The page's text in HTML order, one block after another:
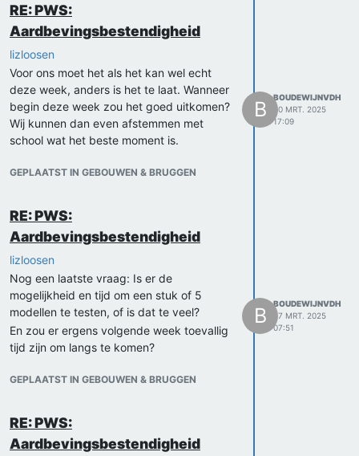
RE: PWS:
Aardbevingsbestendigheid
lizloosen
Voor ons moet het als het kan wel echt
deze week, anders is het te laat. Wanneer
begin deze week zou het goed uitkomen?
Wij kunnen dan even afstemmen met
school wat het beste moment is.
GEPLAATST IN GEBOUWEN & BRUGGEN
B
BOUDEWIJNVDH
30 MRT. 2025
17:09
RE: PWS:
Aardbevingsbestendigheid
lizloosen
Nog een laatste vraag: Is er de
mogelijkheid en tijd om een stuk of 5
modellen te testen, of is dat te veel?
En zou er ergens volgende week toevallig
tijd zijn om langs te komen?
GEPLAATST IN GEBOUWEN & BRUGGEN
B
BOUDEWIJNVDH
27 MRT. 2025
07:51
RE: PWS:
Aardbevingsbestendigheid